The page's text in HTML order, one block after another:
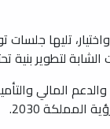
تليها جلسات
لتطوير بنية
المالي
2030.